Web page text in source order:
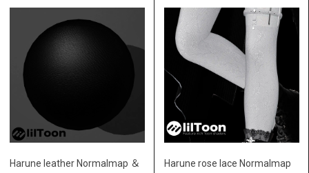
Harune leather Normalmap ＆
Harune rose lace Normalmap